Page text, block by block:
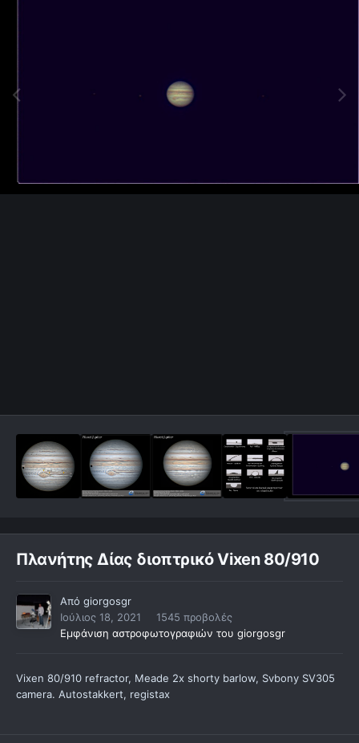
Πλανήτης Δίας διοπτρικό Vixen 80/910
Από giorgosgr
Ιούλιος 18, 2021
1545 προβολές
Εμφάνιση αστροφωτογραφιών του giorgosgr
Vixen 80/910 refractor, Meade 2x shorty barlow, Svbony SV305
camera. Autostakkert, registax